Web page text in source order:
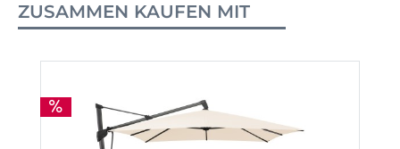
ZUSAMMEN KAUFEN MIT